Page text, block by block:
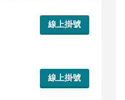
線上掛號
線上掛號